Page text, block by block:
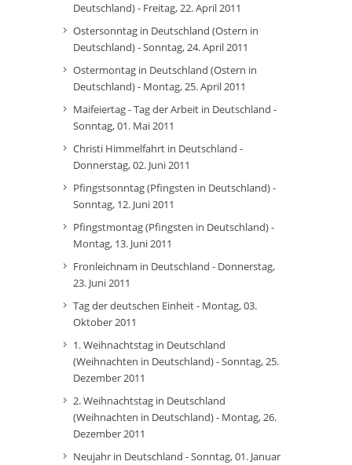
Deutschland) - Freitag, 22. April 2011
Ostersonntag in Deutschland (Ostern in
Deutschland) - Sonntag, 24. April 2011
Ostermontag in Deutschland (Ostern in
Deutschland) - Montag, 25. April 2011
Maifeiertag - Tag der Arbeit in Deutschland -
Sonntag, 01. Mai 2011
Christi Himmelfahrt in Deutschland -
Donnerstag, 02. Juni 2011
Pfingstsonntag (Pfingsten in Deutschland) -
Sonntag, 12. Juni 2011
Pfingstmontag (Pfingsten in Deutschland) -
Montag, 13. Juni 2011
Fronleichnam in Deutschland - Donnerstag,
23. Juni 2011
Tag der deutschen Einheit - Montag, 03.
Oktober 2011
1. Weihnachtstag in Deutschland
(Weihnachten in Deutschland) - Sonntag, 25.
Dezember 2011
2. Weihnachtstag in Deutschland
(Weihnachten in Deutschland) - Montag, 26.
Dezember 2011
Neujahr in Deutschland - Sonntag, 01. Januar